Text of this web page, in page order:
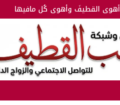
أهوى القطيفَ وأهوى كُل مافيها